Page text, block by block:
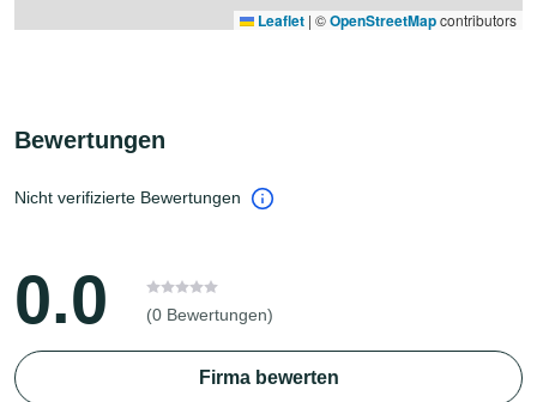
Leaflet | ©OpenStreetMapcontributors
Bewertungen
Nicht verifizierte Bewertungen
0.0 (0 Bewertungen)
Firma bewerten